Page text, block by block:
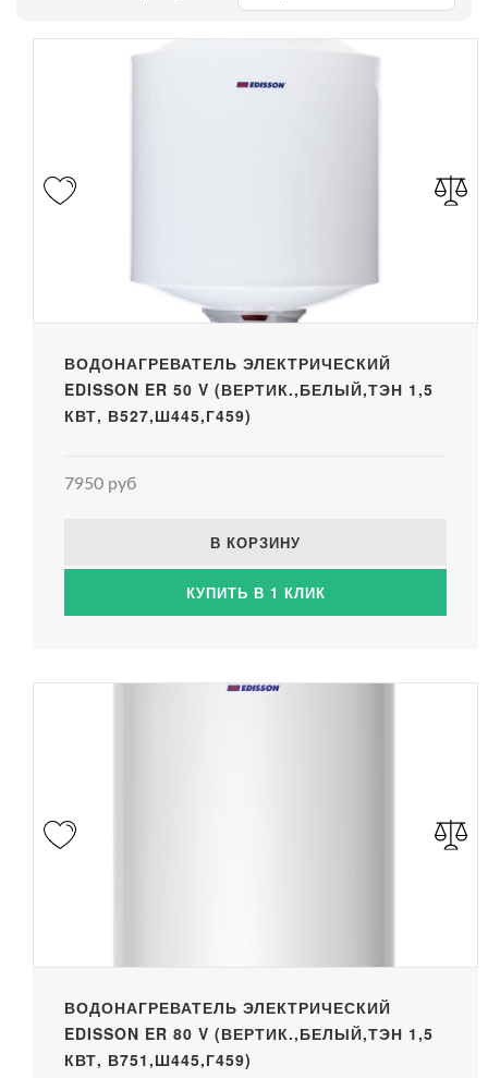
ВОДОНАГРЕВАТЕЛЬ ЭЛЕКТРИЧЕСКИЙ
EDISSON ER 50 V (ВЕРТИК.,БЕЛЫЙ,ТЭН 1,5
КВТ, В527,Ш445,Г459)
7950 руб
В КОРЗИНУ
КУПИТЬ В 1 КЛИК
ВОДОНАГРЕВАТЕЛЬ ЭЛЕКТРИЧЕСКИЙ
EDISSON ER 80 V (ВЕРТИК.,БЕЛЫЙ,ТЭН 1,5
КВТ, В751,Ш445,Г459)